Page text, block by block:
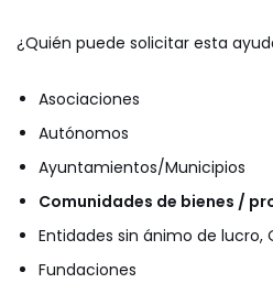
¿Quién puede solicitar esta
Asociaciones
Autónomos
Ayuntamientos/Municipios
Comunidades de bienes /
Entidades sin ánimo de lucro,
Fundaciones